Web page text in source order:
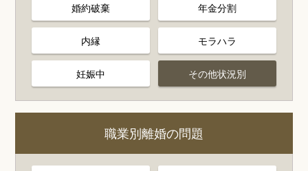
婚約破棄 年金分割
内縁 モラハラ
妊娠中 その他状況別
職業別離婚の問題